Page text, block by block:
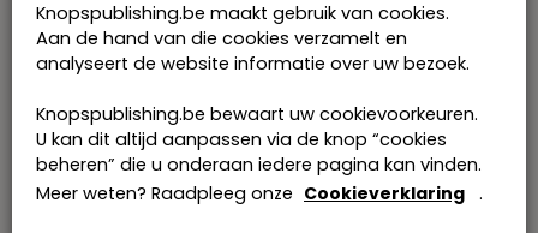
Tickets
Maatschap en Stichting - Uitgeteld of
springlevend? (masterclass) 9 september
2026 Antwerpen
Verhoog
aantal
tickets
van
-
o
e
Knopspublishing.be maakt gebruik van cookies.
Aan de hand van die cookies verzamelt en
analyseert de website informatie over uw bezoek.
Knopspublishing.be bewaart uw cookievoorkeuren.
U kan dit altijd aanpassen via de knop “cookies
beheren” die u onderaan iedere pagina kan vinden.
Meer weten? Raadpleeg onze Cookieverklaring .